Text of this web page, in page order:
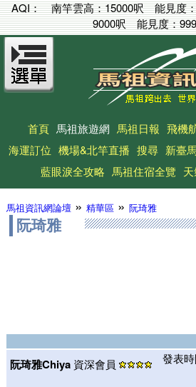
AQI： 南竿雲高：15000呎能見度
9000呎能見度：
首頁 馬祖旅遊網 馬祖日報 飛機
海運訂位 機場&北竿直播 搜尋 新臺
藍眼淚全攻略 馬祖住宿全覽
馬祖資訊網論壇» 精華區» 阮琦雅
阮琦雅
阮琦雅Chiya 資深會員 發表